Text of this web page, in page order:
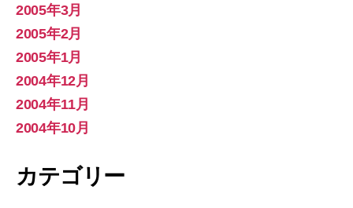
2005年3月
2005年2月
2005年1月
2004年12月
2004年11月
2004年10月
カテゴリー